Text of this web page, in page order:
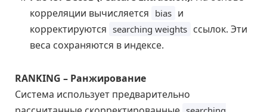
корреляции вычисляется bias и
корректируются searching weights ссылок. Эти
веса сохраняются в индексе.
RANKING – Ранжирование
Система использует предварительно